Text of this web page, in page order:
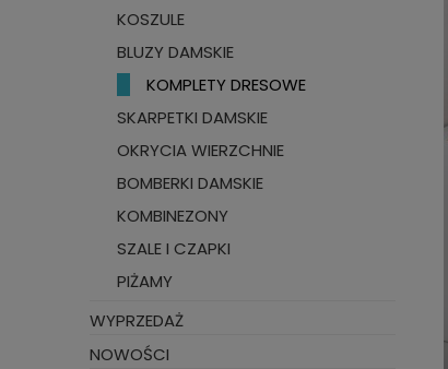
KOSZULE
BLUZY DAMSKIE
KOMPLETY DRESOWE
SKARPETKI DAMSKIE
OKRYCIA WIERZCHNIE
BOMBERKI DAMSKIE
KOMBINEZONY
SZALE I CZAPKI
PIŻAMY
WYPRZEDAŻ
NOWOŚCI